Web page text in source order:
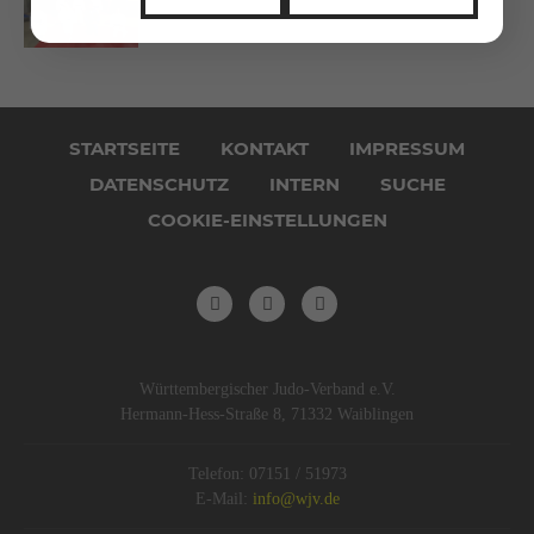
überspringenSTARTSEITE KONTAKT
IMPRESSUM
DATENSCHUTZ
INTERN
SUCHE
COOKIE-EINSTELLUNGEN
Württembergischer Judo-Verband e.V.
Hermann-Hess-Straße 8, 71332 Waiblingen
Telefon: 07151 / 51973
E-Mail: info@wjv.de